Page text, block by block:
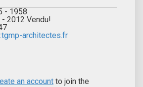
- 1958
- 2012 Vendu!
architectes.fr
an account to join the